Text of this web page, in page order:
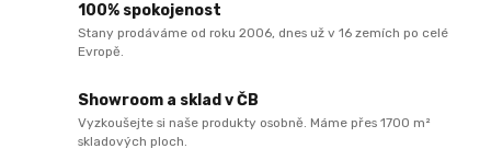
100% spokojenost
Stany prodáváme od roku 2006, dnes už v 16 zemích po celé
Evropě.
Showroom a sklad v ČB
Vyzkoušejte si naše produkty osobně. Máme přes 1700 m²
skladových ploch.